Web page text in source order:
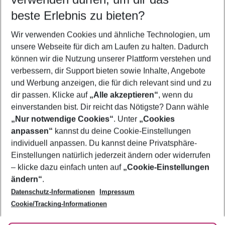
5-8 Nächte
2 Erwachsene Keine Kinder
Mehr Filter anzeigen
Footer
Footer navigation
Über uns
AGB
Bestpreisgarantie
Cookie-Einstellungen ändern
Cookie-Richtlinie
Agenturbetreuung
Barrierefreies Reisen
Folge uns
beste Erlebnis zu bieten?
Wir verwenden Cookies und ähnliche Technologien, um
unsere Webseite für dich am Laufen zu halten. Dadurch
können wir die Nutzung unserer Plattform verstehen und
verbessern, dir Support bieten sowie Inhalte, Angebote
und Werbung anzeigen, die für dich relevant sind und zu
dir passen. Klicke auf „Alle akzeptieren“, wenn du
einverstanden bist. Dir reicht das Nötigste? Dann wähle
„Nur notwendige Cookies“. Unter „Cookies
anpassen“ kannst du deine Cookie-Einstellungen
individuell anpassen. Du kannst deine Privatsphäre-
Einstellungen natürlich jederzeit ändern oder widerrufen
– klicke dazu einfach unten auf „Cookie-Einstellungen
ändern“.
Datenschutz-Informationen
Impressum
Cookie/Tracking-Informationen